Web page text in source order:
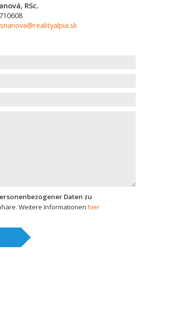
RSc.
Daten zu
Weitere Informationen hier